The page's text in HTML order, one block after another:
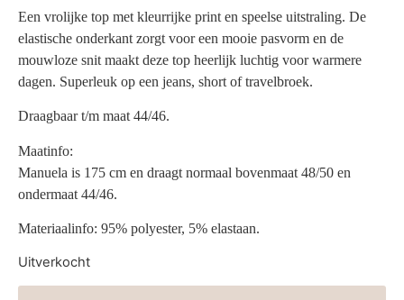
Een vrolijke top met kleurrijke print en speelse uitstraling. De
elastische onderkant zorgt voor een mooie pasvorm en de
mouwloze snit maakt deze top heerlijk luchtig voor warmere
dagen. Superleuk op een jeans, short of travelbroek.
Draagbaar t/m maat 44/46.
Maatinfo:
Manuela is 175 cm en draagt normaal bovenmaat 48/50 en
ondermaat 44/46.
Materiaalinfo: 95% polyester, 5% elastaan.
Uitverkocht